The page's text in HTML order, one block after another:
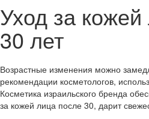
Уход за
30 лет
Возрастные изменения можно
рекомендации косметологов,
Косметика израильского бренда
за кожей лица после 30, дарит